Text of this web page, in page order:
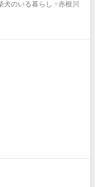
犬のいる暮らし #赤根川